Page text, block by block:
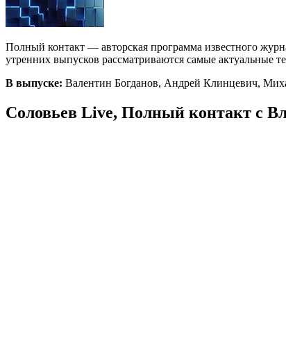
Полный контакт — авторская программа известного
утренних выпусков рассматриваются самые актуальные
В выпуске: Валентин Богданов, Андрей Клинцевич,
Соловьев Live, Полный контакт с